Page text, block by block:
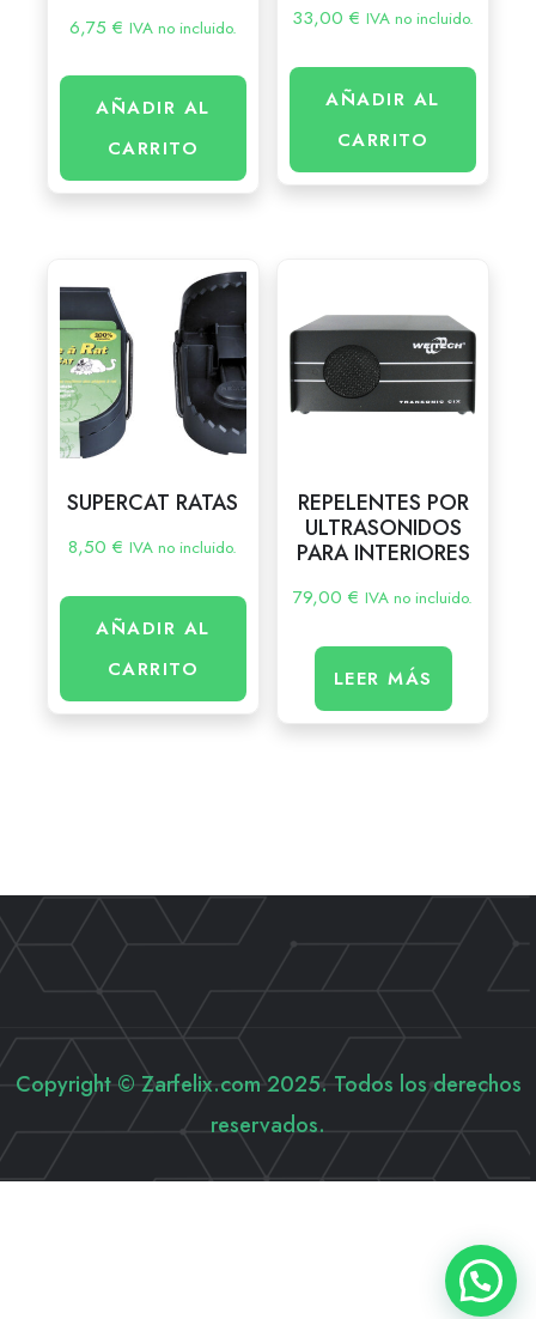
6,75 € IVA no incluido.
AÑADIR AL
CARRITO
33,00€ IVA no incluido.
AÑADIR AL
CARRITO
SUPERCAT RATAS
8,50€ IVA no incluido.
AÑADIR AL
CARRITO
REPELENTES POR
ULTRASONIDOS
PARA INTERIORES
79,00€ IVA no incluido.
LEER MÁS
Copyright © Zarfelix.com 2025. Todos los derechos
reservados.